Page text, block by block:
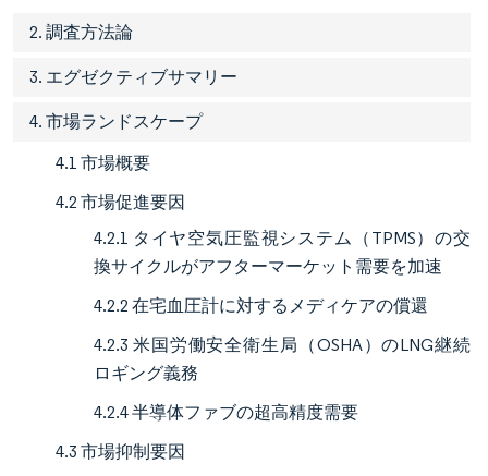
2. 調査方法論
3. エグゼクティブサマリー
4. 市場ランドスケープ
4.1 市場概要
4.2 市場促進要因
4.2.1 タイヤ空気圧監視システム（TPMS）の交
換サイクルがアフターマーケット需要を加速
4.2.2 在宅血圧計に対するメディケアの償還
4.2.3 米国労働安全衛生局（OSHA）のLNG継続
ロギング義務
4.2.4 半導体ファブの超高精度需要
4.3 市場抑制要因